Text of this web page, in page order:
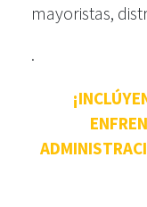
mayoristas,
.